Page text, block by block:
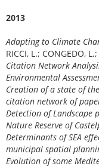
2013
Adapting to Climate
RICCI, L.; CONGEDO,
Citation Network
Environmental
Creation of a state of
citation network of
Detection of Landscape
Nature Reserve of
Determinants of SEA
municipal spatial
Evolution of some